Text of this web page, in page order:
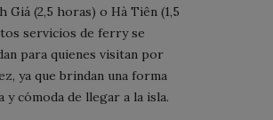
Giá (2,5 horas) o Hà Tiên (1,5
servicios de ferry se
para quienes visitan por
ya que brindan una forma
y cómoda de llegar a la isla.